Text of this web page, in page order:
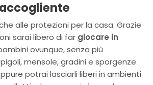
alle protezioni per la casa. Grazie
sarai libero di far giocare in
ovunque, senza più
mensole, gradini e sporgenze
potrai lasciarli liberi in ambienti